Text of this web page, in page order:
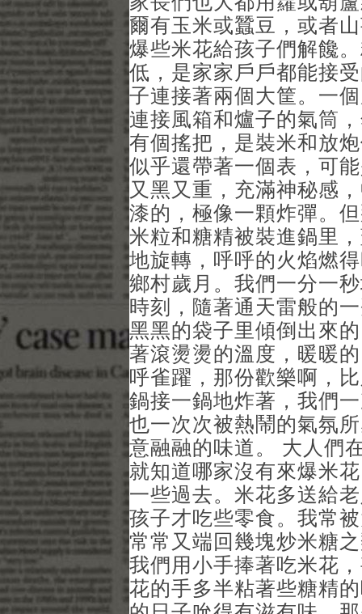
爾有玉米或蠶豆，或者
爆些米花給孩子們解饞
低，是家家戶戶都能接
子連接著兩個大筐。一
連接風箱和爐子的氣筒
有個搖把，是裝米和放
似乎還帶著一個表，可
又黑又重，充滿神秘感
漆的，極像一顆炸彈。
米粒和糖精被裝進鍋里
地旋轉，呼呼的火焰燃
鄉村歲月。我們一分一
時刻，隨著通天雷般的
黑黑的袋子里傾倒出來
著滾燙燙的溫度，暖暖
呼雀躍，那份歡樂啊，
鍋接一鍋地炸著，我們
也一次次被熱鬧的氣氛
意融融的味道。 大人們
就知道哪家沒有來爆米
一些過去。米花多送給
孩子才吃些零食。我常
常常又端回幾塊炒米糖
我們用小手捧著吃米花
花的手多半粘著些糖精